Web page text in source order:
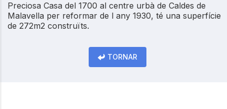
Preciosa Casa del 1700 al centre urbà de Caldes de
Malavella per reformar de l any 1930, té una superfície
de 272m2 construïts.
TORNAR